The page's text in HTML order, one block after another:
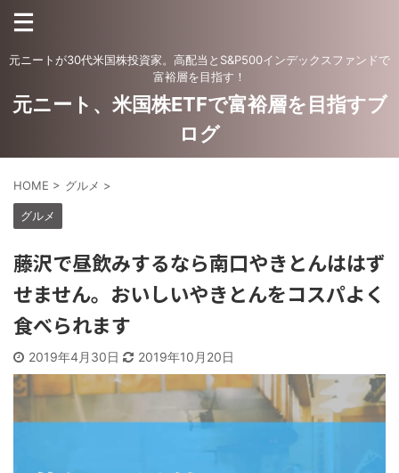
元ニートが30代米国株投資家。高配当とS&P500インデックスファンドで
富裕層を目指す！
元ニート、米国株ETFで富裕層を目指すブ
ログ
HOME > グルメ >
グルメ
藤沢で昼飲みするなら南口やきとんははず
せません。おいしいやきとんをコスパよく
食べられます
2019年4月30日 2019年10月20日